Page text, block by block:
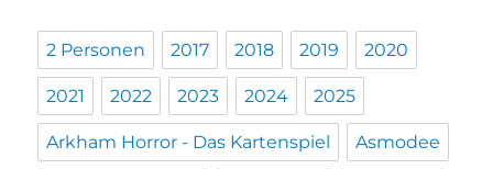
2 Personen 2017 2018 2019 2020
2021 2022 2023 2024 2025
Arkham Horror - Das Kartenspiel Asmodee